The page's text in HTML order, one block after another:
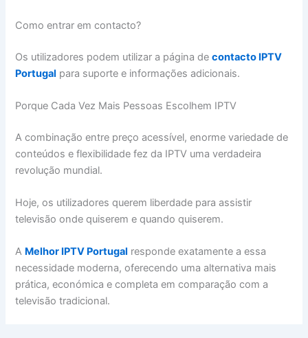
Como entrar em contacto?
Os utilizadores podem utilizar a página decontacto IPTV
Portugal para suporte e informações adicionais.
Porque Cada Vez Mais Pessoas Escolhem IPTV
A combinação entre preço acessível, enorme variedade de
conteúdos e flexibilidade fez da IPTV uma verdadeira
revolução mundial.
Hoje, os utilizadores querem liberdade para assistir
televisão onde quiserem e quando quiserem.
A Melhor IPTV Portugal responde exatamente a essa
necessidade moderna, oferecendo uma alternativa mais
prática, económica e completa em comparação com a
televisão tradicional.